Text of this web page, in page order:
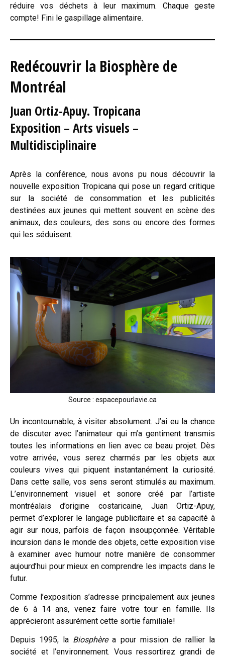
réduire vos déchets à leur maximum. Chaque geste
compte! Fini le gaspillage alimentaire.
Redécouvrir la Biosphère de
Montréal
Juan Ortiz-Apuy. Tropicana
Exposition – Arts visuels –
Multidisciplinaire
Après la conférence, nous avons pu nous découvrir la
nouvelle exposition Tropicana qui pose un regard critique
sur la société de consommation et les publicités
destinées aux jeunes qui mettent souvent en scène des
animaux, des couleurs, des sons ou encore des formes
qui les séduisent.
Source : espacepourlavie.ca
Un incontournable, à visiter absolument. J’ai eu la chance
de discuter avec l’animateur qui m’a gentiment transmis
toutes les informations en lien avec ce beau projet. Dès
votre arrivée, vous serez charmés par les objets aux
couleurs vives qui piquent instantanément la curiosité.
Dans cette salle, vos sens seront stimulés au maximum.
L’environnement visuel et sonore créé par l’artiste
montréalais d’origine costaricaine, Juan Ortiz-Apuy,
permet d’explorer le langage publicitaire et sa capacité à
agir sur nous, parfois de façon insoupçonnée. Véritable
incursion dans le monde des objets, cette exposition vise
à examiner avec humour notre manière de consommer
aujourd’hui pour mieux en comprendre les impacts dans le
futur.
Comme l’exposition s’adresse principalement aux jeunes
de 6 à 14 ans, venez faire votre tour en famille. Ils
apprécieront assurément cette sortie familiale!
Depuis 1995, la Biosphèrea pour mission de rallier la
société et l’environnement. Vous ressortirez grandi de